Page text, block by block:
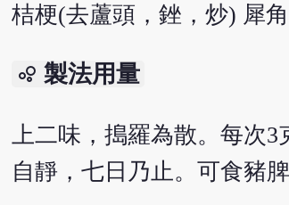
桔梗(去蘆頭，銼，炒) 犀
bubble_chart 製法用量
上二味，搗羅為散。每次
自靜，七日乃止。可食豬脾